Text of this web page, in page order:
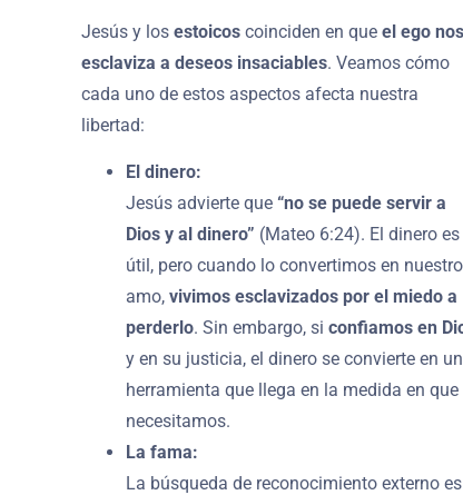
Jesús y los estoicoscoinciden en que el ego nos
esclaviza a deseos insaciables. Veamos cómo
cada uno de estos aspectos afecta nuestra
libertad:
El dinero:
Jesús advierte que “no se puede servir a
Dios y al dinero” (Mateo 6:24). El dinero es
útil, pero cuando lo convertimos en nuestro
amo, vivimos esclavizados por el miedo a
perderlo. Sin embargo, si confiamos en
y en su justicia, el dinero se convierte en
herramienta que llega en la medida en que
necesitamos.
La fama:
La búsqueda de reconocimiento externo es